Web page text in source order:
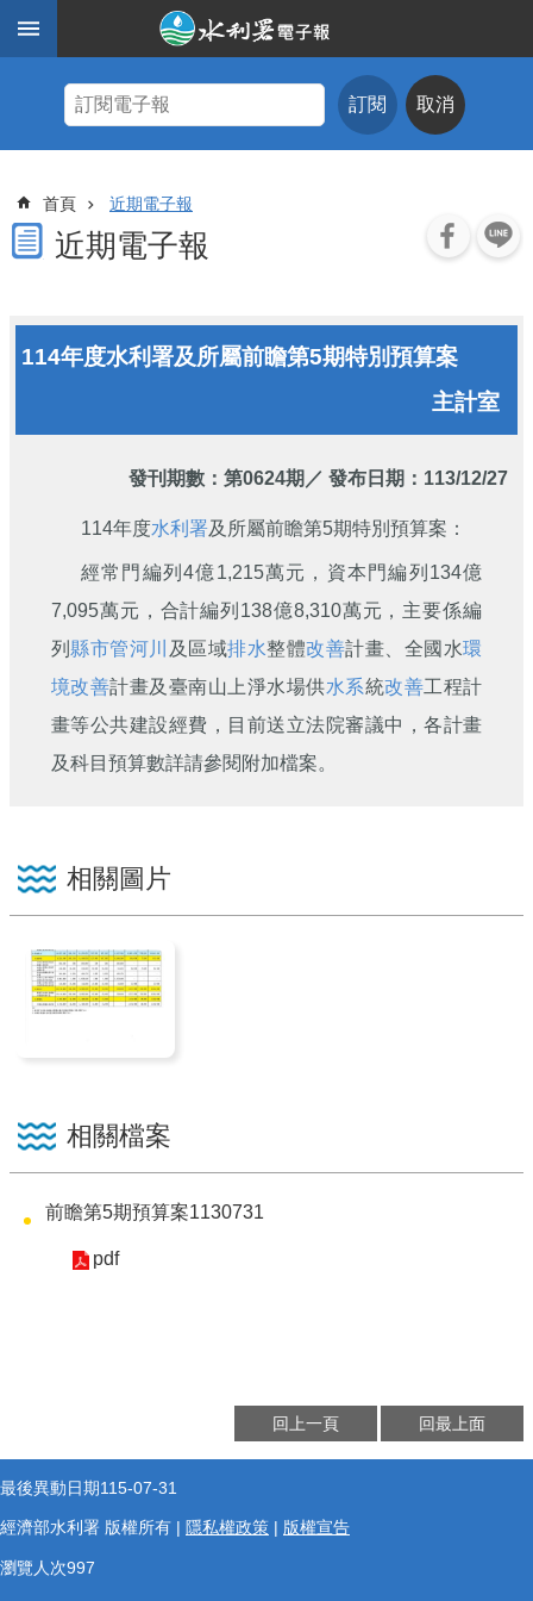
跳到主要內容區塊
題
式
查
期
報
訂閱 取消
首頁 近期電子報
近期電子報
114年度水利署及所屬前瞻第5期特別預算案
主計室
發刊期數： 第0624期 ／ 發布日期：113/12/27
114年度水利署及所屬前瞻第5期特別預算案：
經常門編列4億1,215萬元，資本門編列134億
7,095萬元，合計編列138億8,310萬元，主要係編
列縣市管河川 及區域排水整體改善計畫、全國水環
境改善計畫及臺南山上淨水場供水系統改善工程計
畫等公共建設經費，目前送立法院審議中，各計畫
及科目預算數詳請參閱附加檔案。
相關圖片
相關檔案
前瞻第5期預算案1130731
pdf
回上一頁 回最上面
最後異動日期115-07-31
經濟部水利署 版權所有 | 隱私權政策 | 版權宣告
瀏覽人次997